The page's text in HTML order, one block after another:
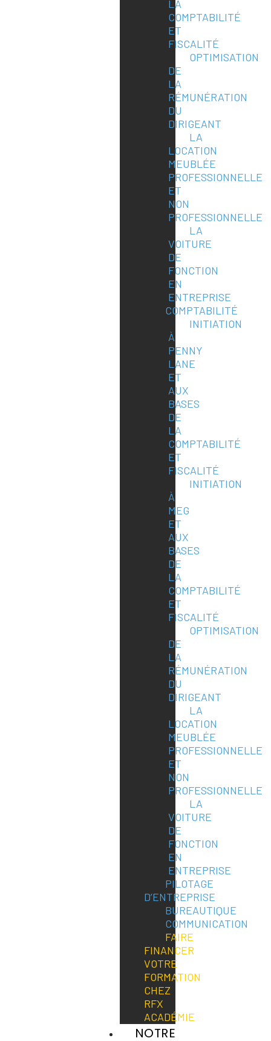
LA
COMPTABILITÉ
ET
FISCALITÉ
OPTIMISATION
DE
LA
RÉMUNÉRATION
DU
DIRIGEANT
LA
LOCATION
MEUBLÉE
PROFESSIONNELLE
ET
NON
PROFESSIONNELLE
LA
VOITURE
DE
FONCTION
EN
ENTREPRISE
COMPTABILITÉ
INITIATION
À
PENNY
LANE
ET
AUX
BASES
DE
LA
COMPTABILITÉ
ET
FISCALITÉ
INITIATION
À
MEG
ET
AUX
BASES
DE
LA
COMPTABILITÉ
ET
FISCALITÉ
OPTIMISATION
DE
LA
RÉMUNÉRATION
DU
DIRIGEANT
LA
LOCATION
MEUBLÉE
PROFESSIONNELLE
ET
NON
PROFESSIONNELLE
LA
VOITURE
DE
FONCTION
EN
ENTREPRISE
PILOTAGE
D’ENTREPRISE
BUREAUTIQUE
COMMUNICATION
FAIRE
FINANCER
VOTRE
FORMATION
CHEZ
RFX
ACADÉMIE
NOTRE